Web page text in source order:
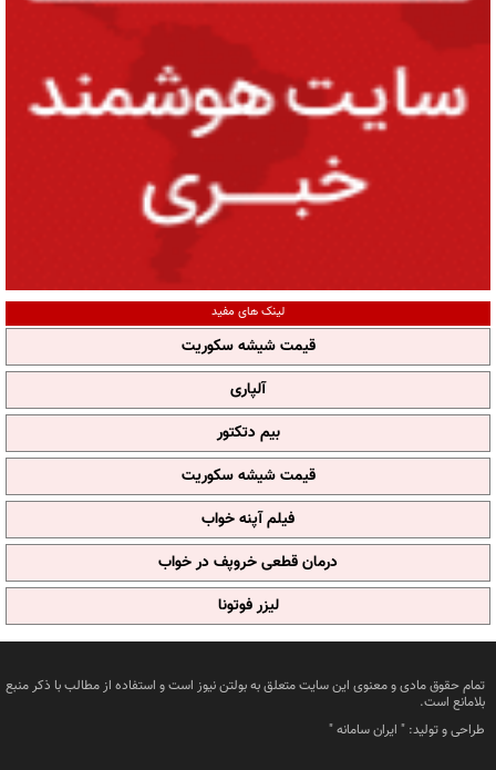
لینک های مفید
قیمت شیشه سکوریت
آلپاری
بیم دتکتور
قیمت شیشه سکوریت
فیلم آپنه خواب
درمان قطعی خروپف در خواب
لیزر فوتونا
تمام حقوق مادی و معنوی این سایت متعلق به بولتن نیوز است و استفاده از مطالب با ذکر منبع
بلامانع است.
طراحی و تولید: " ایران سامانه"